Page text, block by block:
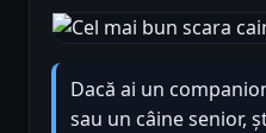
Dacă ai un
sau un câine senior,